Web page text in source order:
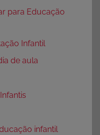
para Educação
Infantil
de aula
infantil